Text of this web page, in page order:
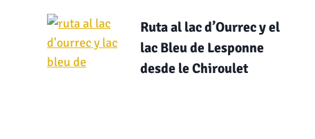
Ruta al lac d’Ourrec y el
lac Bleu de Lesponne
desde le Chiroulet